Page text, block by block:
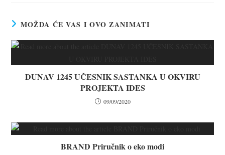
MOŽDA ĆE VAS I OVO ZANIMATI
DUNAV 1245 UČESNIK SASTANKA U OKVIRU
PROJEKTA IDES
09/09/2020
BRAND Priručnik o eko modi